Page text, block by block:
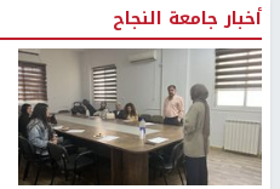
أخبار جامعة النجاح